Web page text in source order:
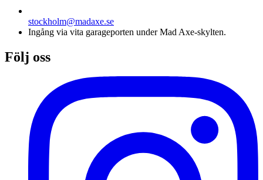
stockholm@madaxe.se
Ingång via vita garageporten under Mad Axe-skylten.
Följ oss